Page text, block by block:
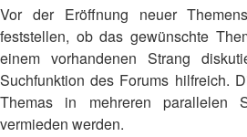
Vor der Eröffnung neuer
feststellen, ob das gewünschte
einem vorhandenen Strang
Suchfunktion des Forums hilfreich.
Themas in mehreren parallelen
vermieden werden.